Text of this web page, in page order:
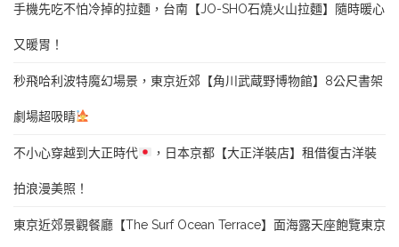
手機先吃不怕冷掉的拉麵，台南【JO-SHO石燒火山拉麵】隨時暖心
又暖胃！
秒飛哈利波特魔幻場景，東京近郊【角川武蔵野博物館】8公尺書架
劇場超吸睛
不小心穿越到大正時代 ，日本京都【大正洋裝店】租借復古洋裝
拍浪漫美照！
東京近郊景觀餐廳【The Surf Ocean Terrace】面海露天座飽覽東京